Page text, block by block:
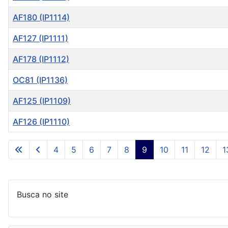
Artigos
AF180 (IP1114)
AF127 (IP1111)
AF178 (IP1112)
OC81 (IP1136)
AF125 (IP1109)
AF126 (IP1110)
4 5 6 7 8 9 10 11 12
Busca no site